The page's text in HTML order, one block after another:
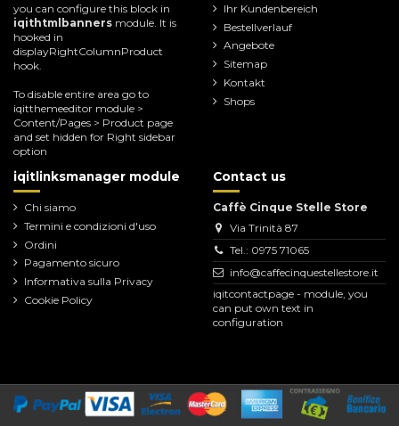
you can configure this block in
iqithtmlbanners module. It is
hooked in
displayRightColumnProduct
hook.
To disable entire area go to
iqitthemeeditor module >
Content/Pages > Product page
and set hidden for Right sidebar
option
Ihr Kundenbereich
Bestellverlauf
Angebote
Sitemap
Kontakt
Shops
iqitlinksmanager module
Chi siamo
Termini e condizioni d'uso
Ordini
Pagamento sicuro
Informativa sulla Privacy
Cookie Policy
Contact us
Caffè Cinque Stelle Store
Via Trinità 87
Tel.: 0975 71065
info@caffecinquestellestore.it
iqitcontactpage - module, you
can put own text in
configuration